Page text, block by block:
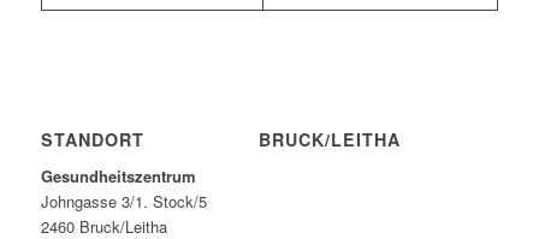
STANDORT BRUCK/LEITHA
Gesundheitszentrum
Johngasse 3/1. Stock/5
2460 Bruck/Leitha